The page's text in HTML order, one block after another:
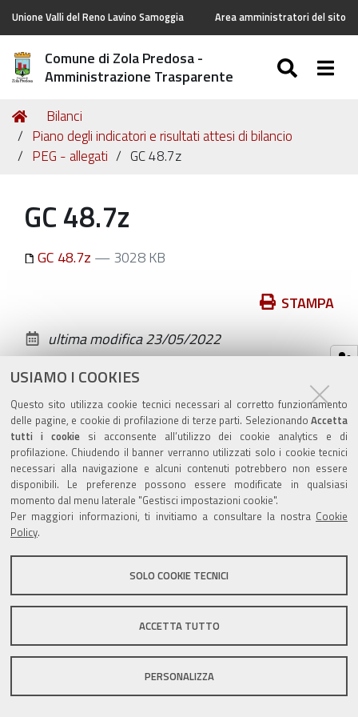
USIAMO I COOKIES
Questo sito utilizza cookie tecnici necessari al corretto funzionamento
delle pagine, e cookie di profilazione di terze parti. Selezionando Accetta
tutti i cookiesi acconsente all’utilizzo dei cookie analytics e di
profilazione. Chiudendo il banner verranno utilizzati solo i cookie tecnici
necessari alla navigazione e alcuni contenuti potrebbero non essere
disponibili. Le preferenze possono essere modificate in qualsiasi
momento dal menu laterale "Gestisci impostazioni cookie".
Per maggiori informazioni, ti invitiamo a consultare la nostra Cookie
Policy.
SOLO COOKIE TECNICI
ACCETTA TUTTO
PERSONALIZZA
Unione Valli del Reno Lavino Samoggia Area amministratori del sito
Comune di Zola Predosa -
Amministrazione Trasparente
Tu
sei
qui:
Home
Bilanci
Piano degli indicatori e risultati attesi di bilancio
PEG - allegati
GC 48.7z
GC 48.7z
GC 48.7z — 3028 KB
documento
STAMPA
ultima modifica23/05/2022
Valuta questo sito
Sito istituzionale Comune di Zola Predosa
DPO|Accessibilità